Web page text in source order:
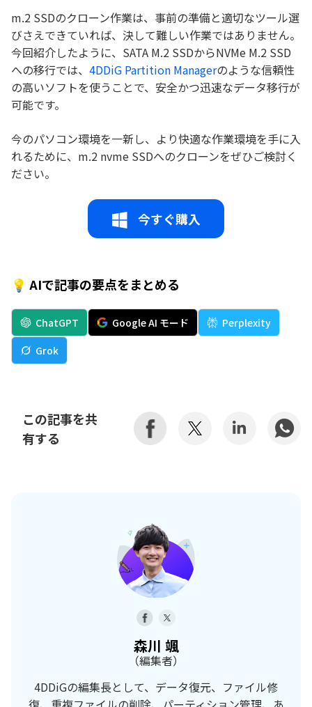
m.2 SSDのクローン作業は、事前の準備と適切なツール選
びさえできていれば、決して難しい作業ではありません。
今回紹介したように、SATA M.2 SSDからNVMe M.2 SSD
への移行では、 4DDiG Partition Managerのような信頼性
の高いソフトを使うことで、安全かつ迅速なデータ移行が
可能です。
今のパソコン環境を一新し、より快適な作業環境を手に入
れるために、m.2 nvme SSDへのクローンをぜひご検討く
ださい。
今すぐ購入
💡 AIで記事の要点をまとめる
ChatGPT Google AI モード
Perplexity
Grok
この記事を共
有する
森川 颯
（編集者）
4DDiGの編集長として、データ復元、ファイル修